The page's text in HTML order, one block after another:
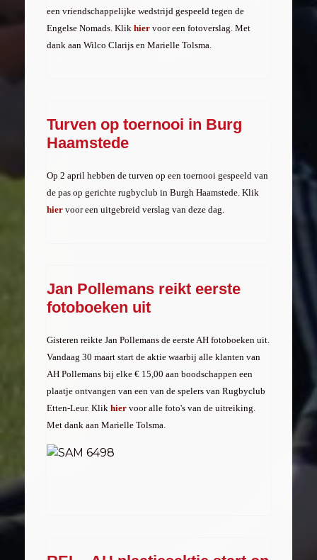
een vriendschappelijke wedstrijd gespeeld tegen de
Engelse Nomads. Klik hier voor een fotoverslag. Met
dank aan Wilco Clarijs en Marielle Tolsma.
Turven op toernooi in Burg
Haamstede
Op 2 april hebben de turven op een toernooi gespeeld van
de pas op gerichte rugbyclub in Burgh Haamstede. Klik
hier voor een uitgebreid verslag van deze dag.
Jan Pollemans reikt eerste
fotoboeken uit
Gisteren reikte Jan Pollemans de eerste AH fotoboeken uit.
Vandaag 30 maart start de aktie waarbij alle klanten van
AH Pollemans bij elke € 15,00 aan boodschappen een
plaatje ontvangen van een van de spelers van Rugbyclub
Etten-Leur. Klik hier voor alle foto's van de uitreiking.
Met dank aan Marielle Tolsma.